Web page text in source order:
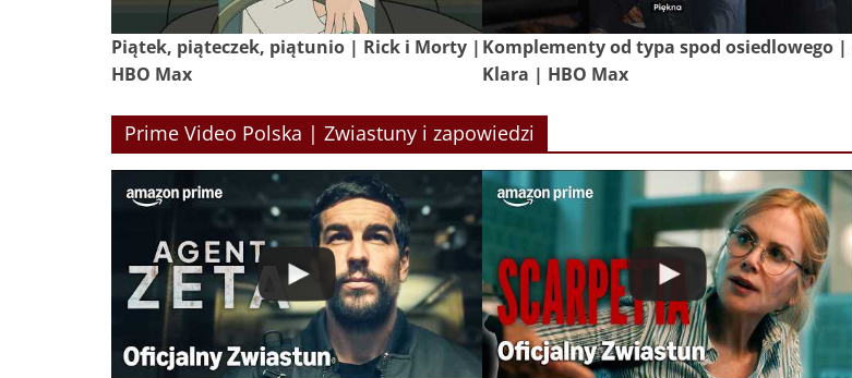
Piątek, piąteczek, piątunio | Rick i Morty |
HBO Max
Komplementy od typa spod osiedlowego |
Klara | HBO Max
Prime Video Polska | Zwiastuny i zapowiedzi